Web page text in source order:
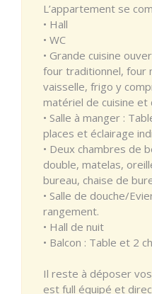
L’appartement se
• Hall
• WC
• Grande cuisine
four traditionnel, four
vaisselle, frigo y
matériel de cuisine et
• Salle à manger :
places et éclairage
• Deux chambres de
double, matelas,
bureau, chaise de
• Salle de douche/
rangement.
• Hall de nuit
• Balcon : Table et 2
Il reste à déposer
est full équipé et